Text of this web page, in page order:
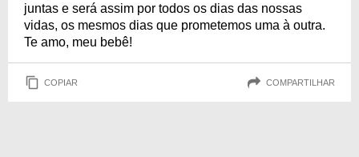
juntas e será assim por todos os dias das nossas
vidas, os mesmos dias que prometemos uma à outra.
Te amo, meu bebê!
COPIAR COMPARTILHAR